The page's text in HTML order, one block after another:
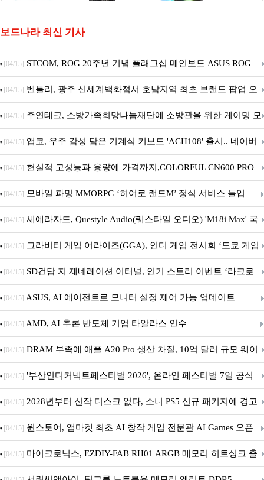
보드나라 최신 기사
[04/15] STCOM, ROG 20주년 기념 플래그십 메인보드 ASUS ROG
Crosshair X870E EDITION 20 국내 출시 예정
[04/15] 벤틀리, 광주 신세계백화점서 호남지역 최초 브랜드 팝업 오
픈
[04/15] 주연테크, 소방가족희망나눔재단에 소방관을 위한 게이밍 모
니터·스마트 펫 침대 기부
[04/15] 앱코, 우주 감성 담은 기계식 키보드 'ACH108' 출시.. 네이버
브랜드데이 기획전 진행
[04/15] 현실적 고성능과 용량에 가격까지,COLORFUL CN600 PRO
M.2 NVMe 디앤디컴 1TB
[04/15] 모바일 파밍 MMORPG ‘히어로 랜드M’ 정식 서비스 돌입
[04/15] 셰에라자드, Questyle Audio(퀘스타일 오디오) 'M18i Max' 국
내 정식 출시
[04/15] 그라비티 게임 어라이즈(GGA), 인디 게임 전시회 ‘도쿄 게임
던전 13’ 참가!
[04/15] SD건담 지 제네레이션 이터널, 인기 스토리 이벤트 ‘라크로
아의 용사’ 재개최 및 풍성한 기념 이벤트 실시!
[04/15] ASUS, AI 에이전트로 모니터 설정 제어 가능 업데이트
[04/15] AMD, AI 추론 반도체 기업 타알라스 인수
[04/15] DRAM 부족에 애플 A20 Pro 생산 차질, 10억 달러 규모 웨이
퍼 대기
[04/15] '부산인디커넥트페스티벌 2026', 온라인 페스티벌 7일 공식
개막... 22일간 진행
[04/15] 2028년부터 신작 디스크 없다, 소니 PS5 신규 패키지에 경고
문 추가
[04/15] 원스토어, 앱마켓 최초 AI 창작 게임 전문관 AI Games 오픈
[04/15] 마이크로닉스, EZDIY-FAB RH01 ARGB 메모리 히트싱크 출